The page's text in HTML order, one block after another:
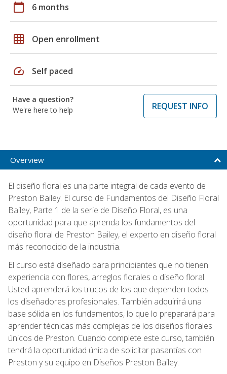
calendar_today 6 months
grid_on Open enrollment
speed Self paced
Have a question?
We're here to help
REQUEST INFO
Overview
El diseño floral es una parte integral de cada evento de
Preston Bailey. El curso de Fundamentos del Diseño Floral
Bailey, Parte 1 de la serie de Diseño Floral, es una
oportunidad para que aprenda los fundamentos del
diseño floral de Preston Bailey, el experto en diseño floral
más reconocido de la industria.
El curso está diseñado para principiantes que no tienen
experiencia con flores, arreglos florales o diseño floral.
Usted aprenderá los trucos de los que dependen todos
los diseñadores profesionales. También adquirirá una
base sólida en los fundamentos, lo que lo preparará para
aprender técnicas más complejas de los diseños florales
únicos de Preston. Cuando complete este curso, también
tendrá la oportunidad única de solicitar pasantías con
Preston y su equipo en Diseños Preston Bailey.